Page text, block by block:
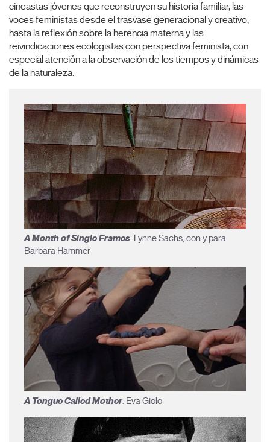
cineastas jóvenes que reconstruyen su historia familiar, las
voces feministas desde el trasvase generacional y creativo,
hasta la reflexión sobre la herencia materna y las
reivindicaciones ecologistas con perspectiva feminista, con
especial atención a la observación de los tiempos y dinámicas
de la naturaleza.
A Month of Single Frames. Lynne Sachs, con y para
Barbara Hammer
A Tongue Called Mother. Eva Giolo